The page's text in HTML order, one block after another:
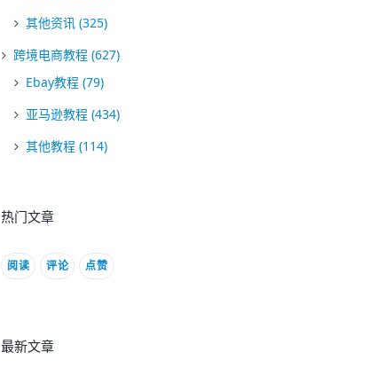
其他资讯 (325)
跨境电商教程 (627)
Ebay教程 (79)
亚马逊教程 (434)
其他教程 (114)
热门文章
阅读 评论 点赞
最新文章